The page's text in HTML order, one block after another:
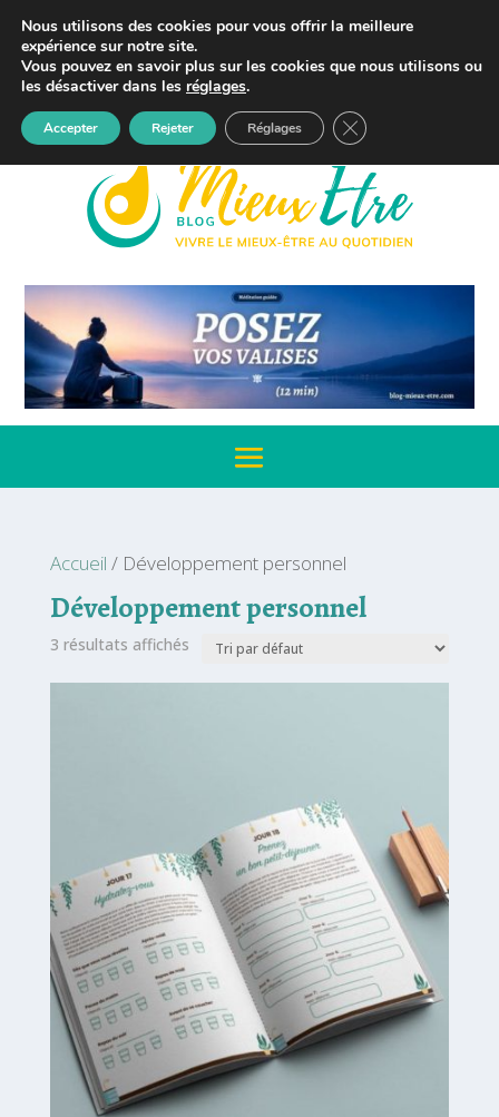
Accueil / Développement personnel
Développement personnel
3 résultats affichés
Nous utilisons des cookies pour vous offrir la meilleure
expérience sur notre site.
Vous pouvez en savoir plus sur les cookies que nous utilisons ou
les désactiver dans les réglages.
Accepter Rejeter Réglages Fermer la bannière